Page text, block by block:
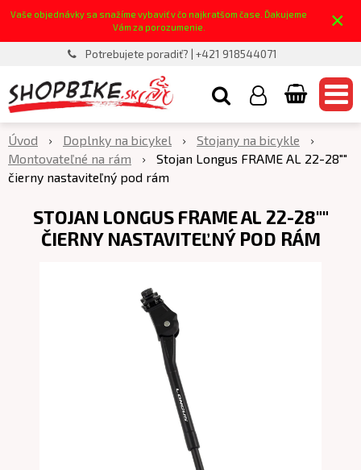
Vaše objednávky sa snažíme vybaviť v čo najkratšom čase. Ďakujeme
Vám za porozumenie.
×
Potrebujete poradiť? | +421 918544071
Úvod Doplnky na bicykel
Stojany na bicykle
Montovateľné na rám
Stojan Longus FRAME AL 22-28""
čierny nastaviteľný pod rám
STOJAN LONGUS FRAME AL 22-28""
ČIERNY NASTAVITEĽNÝ POD RÁM